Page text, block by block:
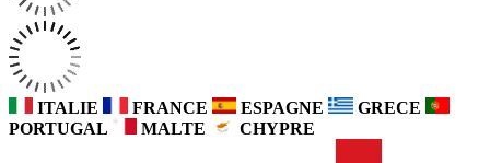
ITALIE FRANCE ESPAGNE
GRECE
PORTUGAL
MALTE CHYPRE